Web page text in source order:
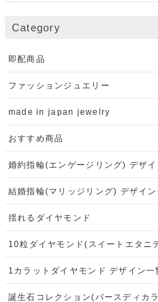
Category
即配商品
ファッションジュエリー
made in japan jewelry
おすすめ商品
婚約指輪(エンゲージリング) デザイ
結婚指輪(マリッジリング) デザイン
揺れるダイヤモンド
10粒ダイヤモンド(スイートエタニ
1カラットダイヤモンド デザイン一
誕生石コレクション(バースディカ